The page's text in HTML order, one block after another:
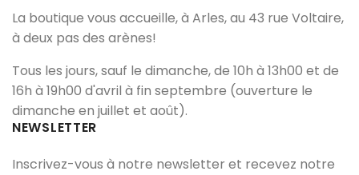
La boutique vous accueille, à Arles, au 43 rue Voltaire,
à deux pas des arènes!
Tous les jours, sauf le dimanche, de 10h à 13h00 et de
16h à 19h00 d'avril à fin septembre (ouverture le
dimanche en juillet et août).
NEWSLETTER
Inscrivez-vous à notre newsletter et recevez notre